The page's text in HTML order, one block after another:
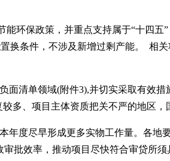
环保政策，并重点支持属于“十四
条件，不涉及新增过剩产能。 相
清单领域(附件3),并切实采取有效
多、项目主体资质把关不严的地区，
度尽早形成更多实物工作量。各
批效率，推动项目尽快符合审贷所须